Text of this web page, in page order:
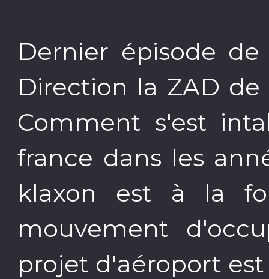
Dernier épisode
Direction la ZAD
Comment s'est
france dans les
klaxon est à la
mouvement
projet d'aéroport